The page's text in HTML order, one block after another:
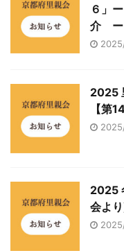
６」
介 ー
2025
【第
2025
会よ